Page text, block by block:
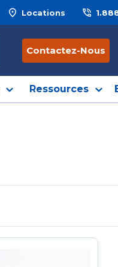
Locations
Contactez-Nous
Ressources